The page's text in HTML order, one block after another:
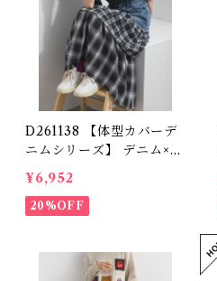
D261138 【体型カバーデ
ニムシリーズ】 デニム×チ
ェックティアードスカート
/ Denim & Check Tiere
d Skirt
¥6,952
20%OFF